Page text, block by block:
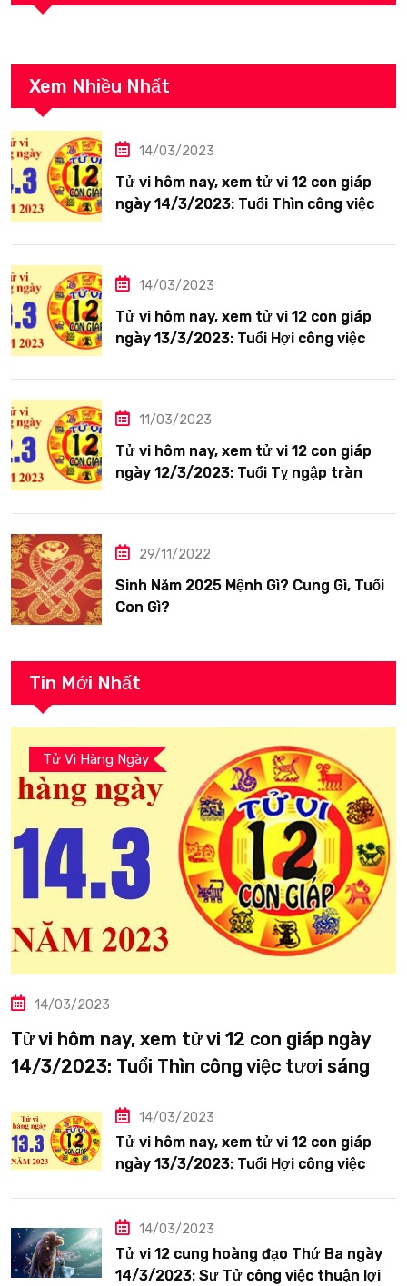
Xem Nhiều Nhất
14/03/2023
Tử vi hôm nay, xem tử vi 12 con giáp
ngày 14/3/2023: Tuổi Thìn công việc
14/03/2023
Tử vi hôm nay, xem tử vi 12 con giáp
ngày 13/3/2023: Tuổi Hợi công việc
11/03/2023
Tử vi hôm nay, xem tử vi 12 con giáp
ngày 12/3/2023: Tuổi Tỵ ngập tràn
29/11/2022
Sinh Năm 2025 Mệnh Gì? Cung Gì, Tuổi
Con Gì?
Tin Mới Nhất
Tử Vi Hàng Ngày
14/03/2023
Tử vi hôm nay, xem tử vi 12 con giáp ngày
14/3/2023: Tuổi Thìn công việc tươi sáng
14/03/2023
Tử vi hôm nay, xem tử vi 12 con giáp
ngày 13/3/2023: Tuổi Hợi công việc
14/03/2023
Tử vi 12 cung hoàng đạo Thứ Ba ngày
14/3/2023: Sư Tử công việc thuận lợi